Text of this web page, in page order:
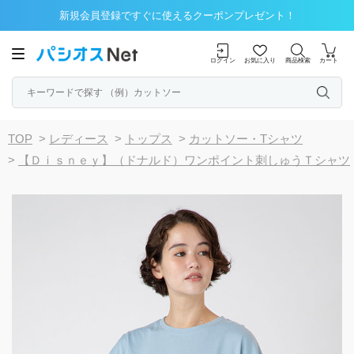
新規会員登録ですぐに使えるクーポンプレゼント！
ログイン お気に入り 商品検索 カート
TOP > レディース > トップス > カットソー・Tシャツ
>
【Ｄｉｓｎｅｙ】（ドナルド）ワンポイント刺しゅうＴシャツ